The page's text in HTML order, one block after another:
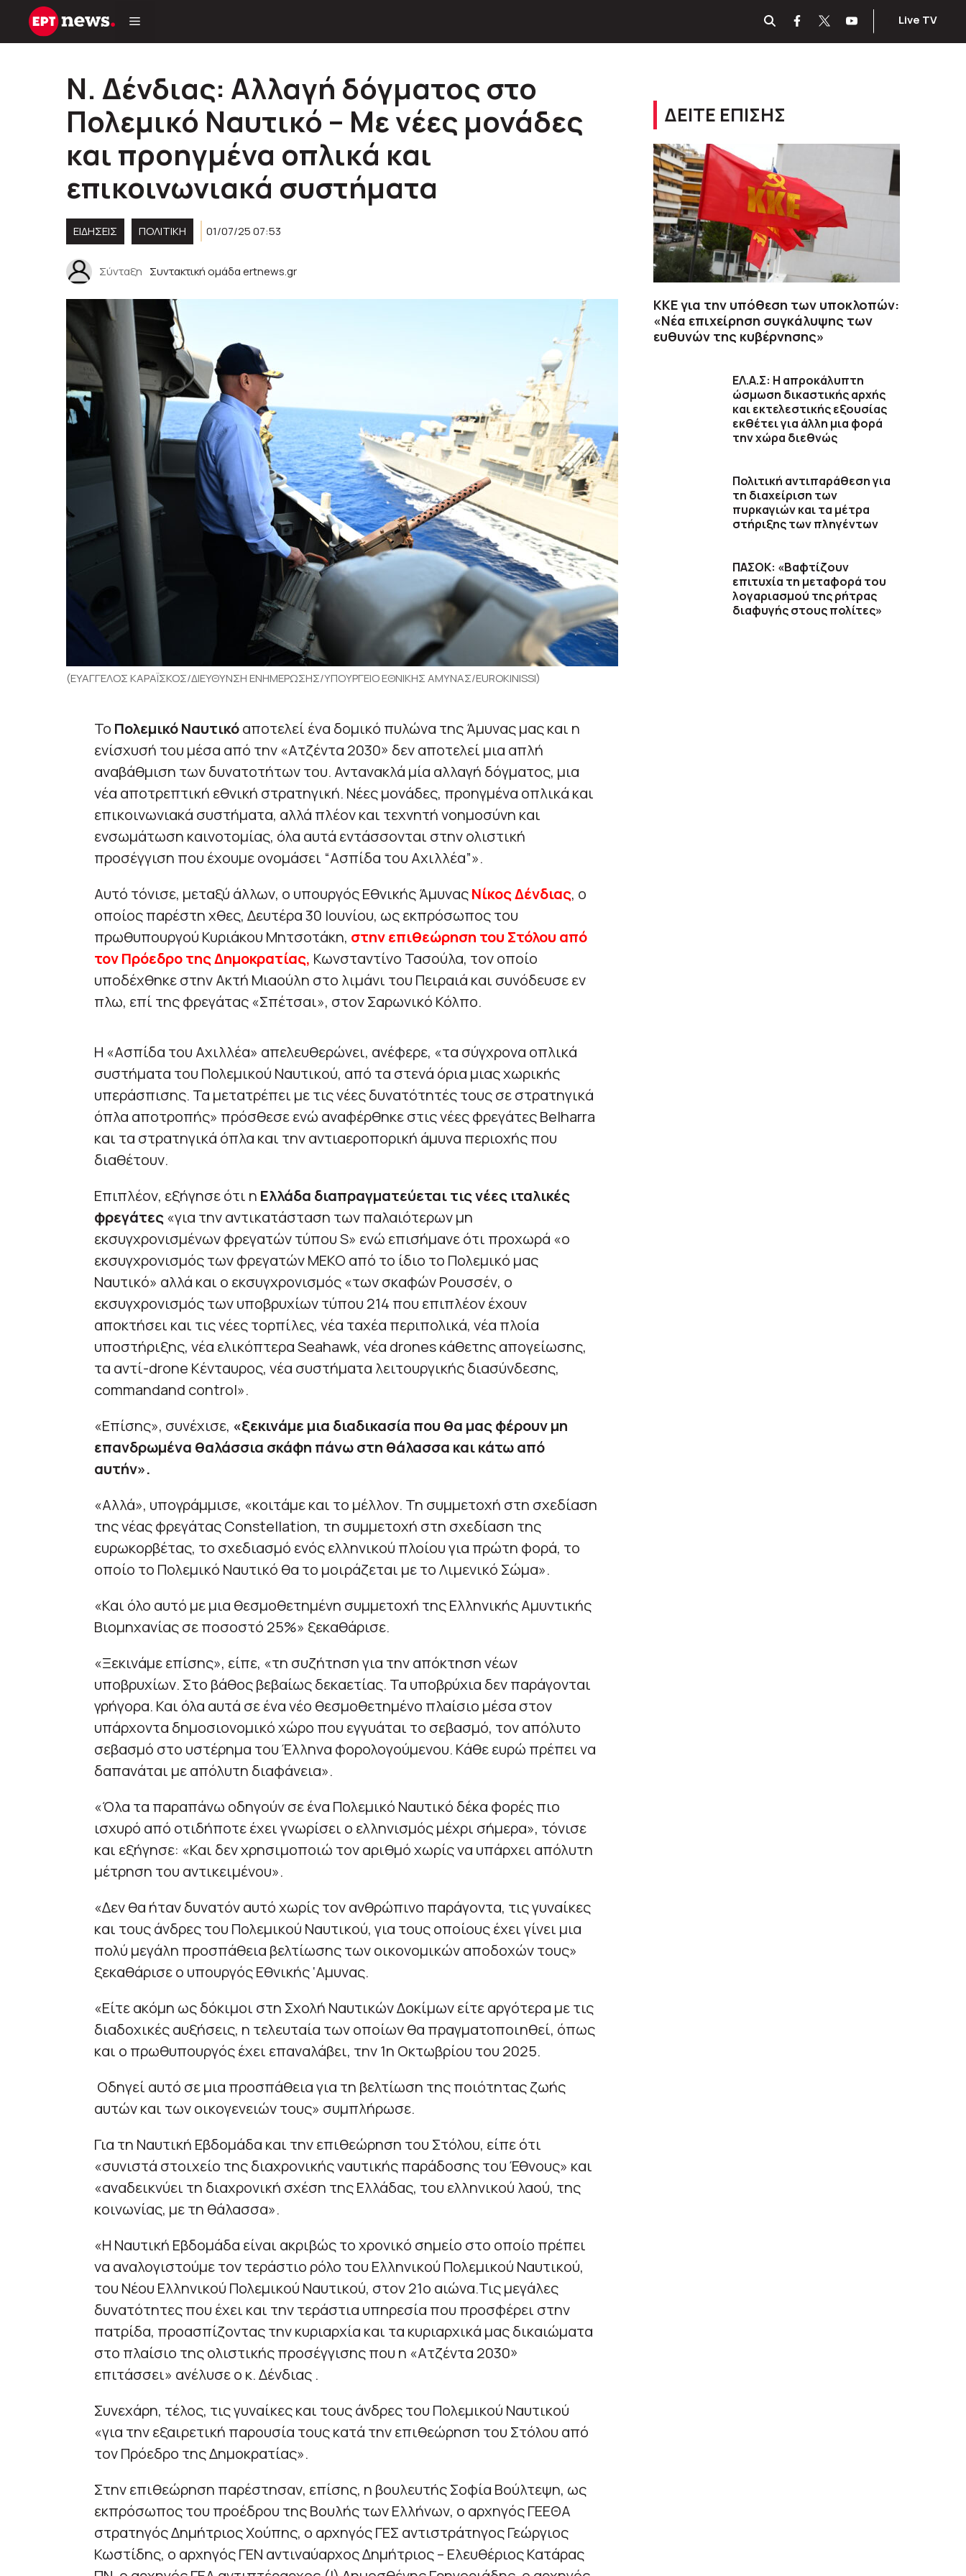
Μετάβαση
Live TV
Ν. Δένδιας: Αλλαγή δόγματος στο
Πολεμικό Ναυτικό – Με νέες μονάδες
και προηγμένα οπλικά και
επικοινωνιακά συστήματα
ΕΙΔΗΣΕΙΣ ΠΟΛΙΤΙΚΉ 01/07/25 07:53
Σύνταξη Συντακτική ομάδα ertnews.gr
(ΕΥΑΓΓΕΛΟΣ ΚΑΡΑΪΣΚΟΣ/ΔΙΕΥΘΥΝΣΗ ΕΝΗΜΕΡΩΣΗΣ/ΥΠΟΥΡΓΕΙΟ ΕΘΝΙΚΗΣ ΑΜΥΝΑΣ/EUROKINISSI)
Το Πολεμικό Ναυτικόαποτελεί ένα δομικό πυλώνα της Άμυνας μας και η
ενίσχυσή του μέσα από την «Ατζέντα 2030» δεν αποτελεί μια απλή
αναβάθμιση των δυνατοτήτων του. Αντανακλά μία αλλαγή δόγματος, μια
νέα αποτρεπτική εθνική στρατηγική. Νέες μονάδες, προηγμένα οπλικά και
επικοινωνιακά συστήματα, αλλά πλέον και τεχνητή νοημοσύνη και
ενσωμάτωση καινοτομίας, όλα αυτά εντάσσονται στην ολιστική
προσέγγιση που έχουμε ονομάσει “Ασπίδα του Αχιλλέα”».
Αυτό τόνισε, μεταξύ άλλων, ο υπουργός Εθνικής ΆμυναςΝίκος Δένδιας, ο
οποίος παρέστη χθες, Δευτέρα 30 Ιουνίου, ως εκπρόσωπος του
πρωθυπουργού Κυριάκου Μητσοτάκη, στην επιθεώρηση του Στόλου από
τον Πρόεδρο της Δημοκρατίας, Κωνσταντίνο Τασούλα, τον οποίο
υποδέχθηκε στην Ακτή Μιαούλη στο λιμάνι του Πειραιά και συνόδευσε εν
πλω, επί της φρεγάτας «Σπέτσαι», στον Σαρωνικό Κόλπο.
Η «Ασπίδα του Αχιλλέα» απελευθερώνει, ανέφερε, «τα σύγχρονα οπλικά
συστήματα του Πολεμικού Ναυτικού, από τα στενά όρια μιας χωρικής
υπεράσπισης. Τα μετατρέπει με τις νέες δυνατότητές τους σε στρατηγικά
όπλα αποτροπής» πρόσθεσε ενώ αναφέρθηκε στις νέες φρεγάτες Belharra
και τα στρατηγικά όπλα και την αντιαεροπορική άμυνα περιοχής που
διαθέτουν.
Επιπλέον, εξήγησε ότι η Ελλάδα διαπραγματεύεται τις νέες ιταλικές
φρεγάτες«για την αντικατάσταση των παλαιότερων μη
εκσυγχρονισμένων φρεγατών τύπου S» ενώ επισήμανε ότι προχωρά «ο
εκσυγχρονισμός των φρεγατών ΜΕΚΟ από το ίδιο το Πολεμικό μας
Ναυτικό» αλλά και ο εκσυγχρονισμός «των σκαφών Ρουσσέν, ο
εκσυγχρονισμός των υποβρυχίων τύπου 214 που επιπλέον έχουν
αποκτήσει και τις νέες τορπίλες, νέα ταχέα περιπολικά, νέα πλοία
υποστήριξης, νέα ελικόπτερα Seahawk, νέα drones κάθετης απογείωσης,
τα αντί-drone Κένταυρος, νέα συστήματα λειτουργικής διασύνδεσης,
commandand control».
«Επίσης», συνέχισε, «ξεκινάμε μια διαδικασία που θα μας φέρουν μη
επανδρωμένα θαλάσσια σκάφη πάνω στη θάλασσα και κάτω από
αυτήν».
«Αλλά», υπογράμμισε, «κοιτάμε και το μέλλον. Τη συμμετοχή στη σχεδίαση
της νέας φρεγάτας Constellation, τη συμμετοχή στη σχεδίαση της
ευρωκορβέτας, το σχεδιασμό ενός ελληνικού πλοίου για πρώτη φορά, το
οποίο το Πολεμικό Ναυτικό θα το μοιράζεται με το Λιμενικό Σώμα».
«Και όλο αυτό με μια θεσμοθετημένη συμμετοχή της Ελληνικής Αμυντικής
Βιομηχανίας σε ποσοστό 25%» ξεκαθάρισε.
«Ξεκινάμε επίσης», είπε, «τη συζήτηση για την απόκτηση νέων
υποβρυχίων. Στο βάθος βεβαίως δεκαετίας. Τα υποβρύχια δεν παράγονται
γρήγορα. Και όλα αυτά σε ένα νέο θεσμοθετημένο πλαίσιο μέσα στον
υπάρχοντα δημοσιονομικό χώρο που εγγυάται το σεβασμό, τον απόλυτο
σεβασμό στο υστέρημα του Έλληνα φορολογούμενου. Κάθε ευρώ πρέπει να
δαπανάται με απόλυτη διαφάνεια».
«Όλα τα παραπάνω οδηγούν σε ένα Πολεμικό Ναυτικό δέκα φορές πιο
ισχυρό από οτιδήποτε έχει γνωρίσει ο ελληνισμός μέχρι σήμερα», τόνισε
και εξήγησε: «Και δεν χρησιμοποιώ τον αριθμό χωρίς να υπάρχει απόλυτη
μέτρηση του αντικειμένου».
«Δεν θα ήταν δυνατόν αυτό χωρίς τον ανθρώπινο παράγοντα, τις γυναίκες
και τους άνδρες του Πολεμικού Ναυτικού, για τους οποίους έχει γίνει μια
πολύ μεγάλη προσπάθεια βελτίωσης των οικονομικών αποδοχών τους»
ξεκαθάρισε ο υπουργός Εθνικής ‘Αμυνας.
«Είτε ακόμη ως δόκιμοι στη Σχολή Ναυτικών Δοκίμων είτε αργότερα με τις
διαδοχικές αυξήσεις, η τελευταία των οποίων θα πραγματοποιηθεί, όπως
και ο πρωθυπουργός έχει επαναλάβει, την 1η Οκτωβρίου του 2025.
Οδηγεί αυτό σε μια προσπάθεια για τη βελτίωση της ποιότητας ζωής
αυτών και των οικογενειών τους» συμπλήρωσε.
Για τη Ναυτική Εβδομάδα και την επιθεώρηση του Στόλου, είπε ότι
«συνιστά στοιχείο της διαχρονικής ναυτικής παράδοσης του Έθνους» και
«αναδεικνύει τη διαχρονική σχέση της Ελλάδας, του ελληνικού λαού, της
κοινωνίας, με τη θάλασσα».
«Η Ναυτική Εβδομάδα είναι ακριβώς το χρονικό σημείο στο οποίο πρέπει
να αναλογιστούμε τον τεράστιο ρόλο του Ελληνικού Πολεμικού Ναυτικού,
του Νέου Ελληνικού Πολεμικού Ναυτικού, στον 21ο αιώνα.Τις μεγάλες
δυνατότητες που έχει και την τεράστια υπηρεσία που προσφέρει στην
πατρίδα, προασπίζοντας την κυριαρχία και τα κυριαρχικά μας δικαιώματα
στο πλαίσιο της ολιστικής προσέγγισης που η «Ατζέντα 2030»
επιτάσσει» ανέλυσε ο κ. Δένδιας .
Συνεχάρη, τέλος, τις γυναίκες και τους άνδρες του Πολεμικού Ναυτικού
«για την εξαιρετική παρουσία τους κατά την επιθεώρηση του Στόλου από
τον Πρόεδρο της Δημοκρατίας».
Στην επιθεώρηση παρέστησαν, επίσης, η βουλευτής Σοφία Βούλτεψη, ως
εκπρόσωπος του προέδρου της Βουλής των Ελλήνων, ο αρχηγός ΓΕΕΘΑ
στρατηγός Δημήτριος Χούπης, ο αρχηγός ΓΕΣ αντιστράτηγος Γεώργιος
Κωστίδης, ο αρχηγός ΓΕΝ αντιναύαρχος Δημήτριος – Ελευθέριος Κατάρας
ΔΕΙΤΕ ΕΠΙΣΗΣ
ΚΚΕ για την υπόθεση των υποκλοπών:
«Νέα επιχείρηση συγκάλυψης των
ευθυνών της κυβέρνησης»
ΕΛ.Α.Σ: Η απροκάλυπτη
ώσμωση δικαστικής αρχής
και εκτελεστικής εξουσίας
εκθέτει για άλλη μια φορά
την χώρα διεθνώς
Πολιτική αντιπαράθεση για
τη διαχείριση των
πυρκαγιών και τα μέτρα
στήριξης των πληγέντων
ΠΑΣΟΚ: «Βαφτίζουν
επιτυχία τη μεταφορά του
λογαριασμού της ρήτρας
διαφυγής στους πολίτες»